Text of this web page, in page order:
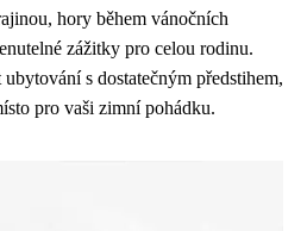
hory během vánočních
zážitky pro celou rodinu.
s dostatečným předstihem,
pro vaši zimní pohádku.